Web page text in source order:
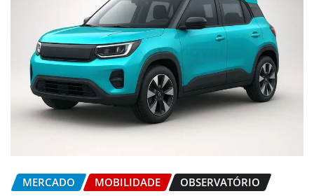
MERCADO MOBILIDADE OBSERVATÓRIO